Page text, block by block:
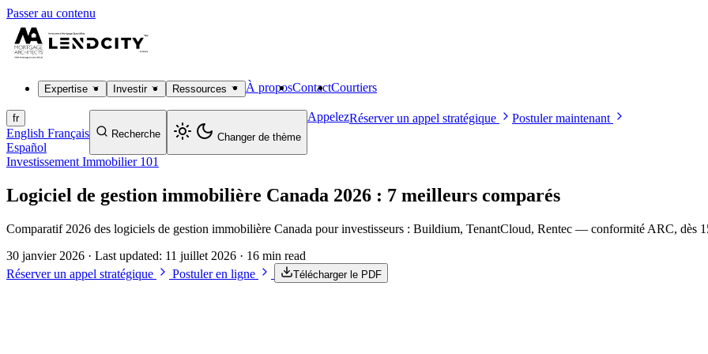
Passer au contenu
Expertise Investir Ressources À proposContactCourtiers
fr
English Français
Español
Recherche Changer de thème
AppelezRéserver un appel stratégique Postuler maintenant
Investissement Immobilier 101
Logiciel de gestion immobilière Canada 2026 : 7 meilleurs comparés
Comparatif 2026 des logiciels de gestion immobilière Canada pour investisseurs : Buildium, TenantCloud, Rentec — conformité ARC, dès
30 janvier 2026 · Last updated: 11 juillet 2026 · 16 min read
Réserver un appel stratégique
Postuler en ligne Télécharger le PDF